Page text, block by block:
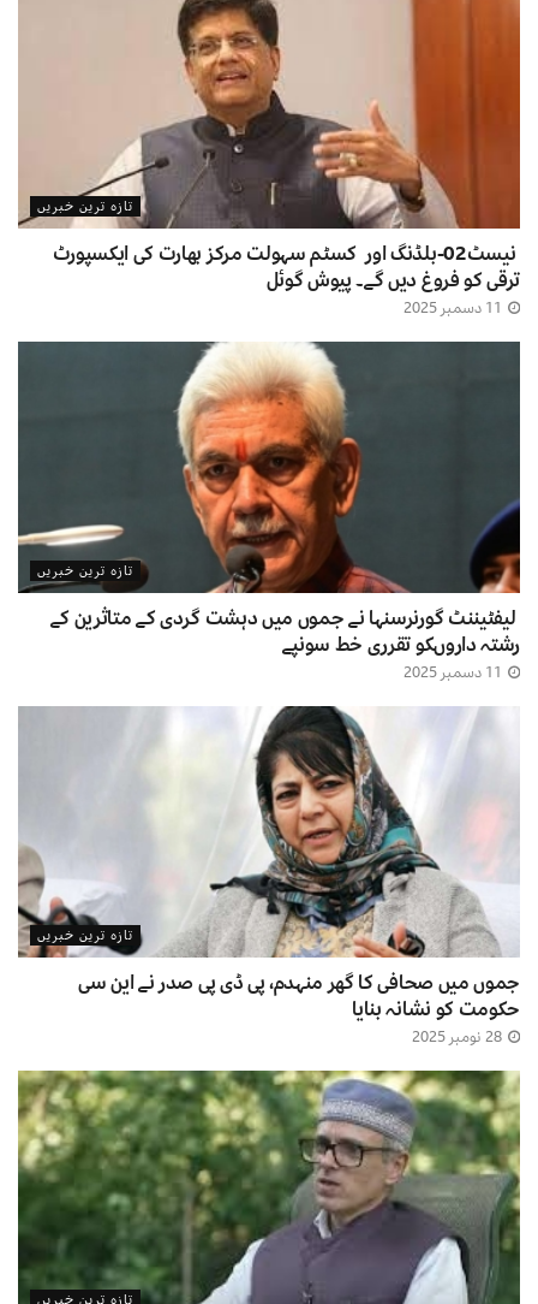
تازہ ترین خبریں
نیسٹ02-بلڈنگ اور کسٹم سہولت مرکز بھارت کی ایکسپورٹ
ترقی کو فروغ دیں گے۔ پیوش گوئل
تازہ ترین خبریں
لیفٹیننٹ گورنرسنہا نے جموں میں دہشت گردی کے متاثرین کے
رشتہ داروںکو تقرری خط سونپے
تازہ ترین خبریں
جموں میں صحافی کا گھر منہدم، پی ڈی پی صدر نے این سی
حکومت کو نشانہ بنایا